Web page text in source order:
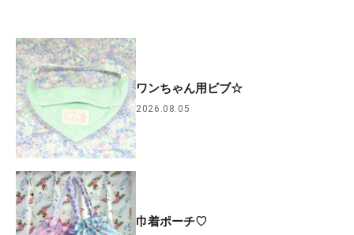
ワンちゃん用ビブ☆
2026.08.05
巾着ポーチ♡